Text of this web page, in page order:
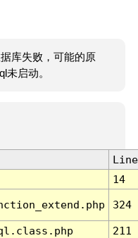
库失败，可能的原
未启动。
Line
14
324
211